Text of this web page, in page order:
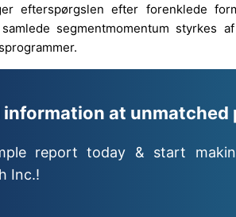
efterspørgslen efter forenklede
segmentmomentum styrkes
information at unmatched
report today & start
Inc.!